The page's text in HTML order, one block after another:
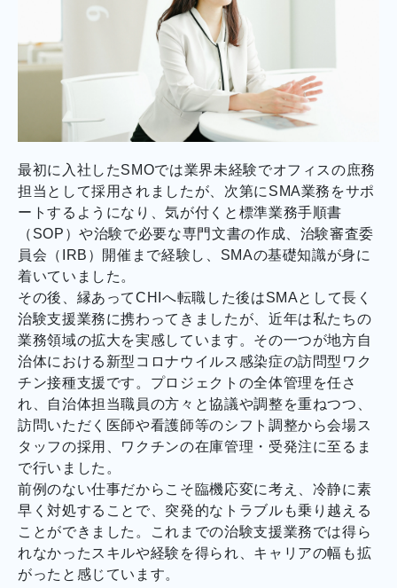
最初に入社したSMOでは業界未経験でオフィスの庶務
担当として採用されましたが、次第にSMA業務をサポ
ートするようになり、気が付くと標準業務手順書
（SOP）や治験で必要な専門文書の作成、治験審査委
員会（IRB）開催まで経験し、SMAの基礎知識が身に
着いていました。
その後、縁あってCHIへ転職した後はSMAとして長く
治験支援業務に携わってきましたが、近年は私たちの
業務領域の拡大を実感しています。その一つが地方自
治体における新型コロナウイルス感染症の訪問型ワク
チン接種支援です。プロジェクトの全体管理を任さ
れ、自治体担当職員の方々と協議や調整を重ねつつ、
訪問いただく医師や看護師等のシフト調整から会場ス
タッフの採用、ワクチンの在庫管理・受発注に至るま
で行いました。
前例のない仕事だからこそ臨機応変に考え、冷静に素
早く対処することで、突発的なトラブルも乗り越える
ことができました。これまでの治験支援業務では得ら
れなかったスキルや経験を得られ、キャリアの幅も拡
がったと感じています。